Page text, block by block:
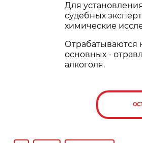
Для
судебных
химические
Отрабатываются
основных -
алкоголя.